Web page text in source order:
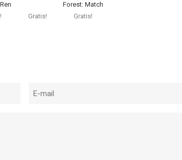
Gratis!
Forest: Match
3 Story
Gratis!